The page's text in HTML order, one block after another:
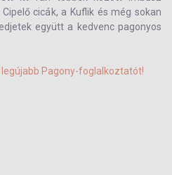
cicák, a Kuflik és még sokan
együtt a kedvenc pagonyos
Pagony-foglalkoztatót!